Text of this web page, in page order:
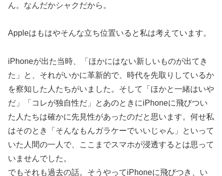
ん。なんだかシャクだから。
Appleはもはやそんな立ち位置いると私は考えています。
iPhoneが出た当時、「ほかにはない新しいものが出てき
た」と、それがいかに革新的で、時代を先取りしているか
を察知した人たちがいました。そして「ほかと一緒はいや
だ」「コレが独自性だ」とあのときにiPhoneに飛びつい
た人たちは確かに先見性があったのだと思います。何せ私
はそのとき「そんなもんガラケーでいいじゃん」といって
いた人間の一人で、ここまでスマホが浸透するとは思って
いませんでした。
でもそれも過去の話。そうやってiPhoneに飛びつき、い